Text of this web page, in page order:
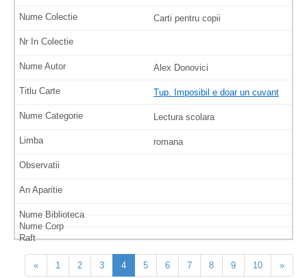
Carti pentru copii
Alex Donovici
Tup. Imposibil e doar un cuvant
Lectura scolara
romana
« 1 2 3 4 5 6 7 8 9 10 »